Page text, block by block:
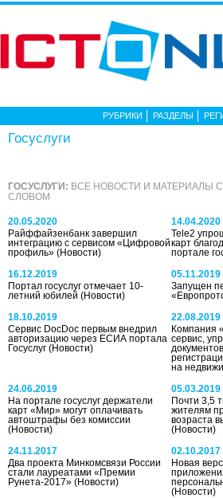
РУБРИКИ РАЗДЕЛЫ
Госуслуги
ГОСУСЛУГИ: ВСЕ НОВОСТИ И МАТЕРИАЛЫ
СЛОВОМ
20.05.2020
Райффайзенбанк завершил
интеграцию с сервисом «Цифровой
профиль» (Новости)
14.04.2020
Tele2
карт
портале
16.12.2019
Портал госуслуг отмечает 10-
летний юбилей (Новости)
05.11.2019
Запущен
18.10.2019
Сервис DocDoc первым внедрил
авторизацию через ЕСИА портала
Госуслуг (Новости)
22.08.2019
Компания
сервис,
на
24.06.2019
На портале госуслуг держатели
карт «Мир» могут оплачивать
автоштрафы без комиссии
(Новости)
05.03.2019
Почти 3,5
жителям
возраста
(Новости)
24.11.2017
Два проекта Минкомсвязи России
стали лауреатами «Премии
Рунета-2017» (Новости)
02.10.2017
Новая
(Новости)